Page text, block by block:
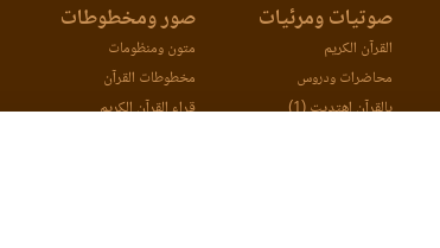
صوتيات ومرئيات
القرآن الكريم
محاضرات ودروس
بالقرآن اهتديت (1)
صور ومخطوطات
متون ومنظومات
مخطوطات القرآن
قراء القرآن الكريم